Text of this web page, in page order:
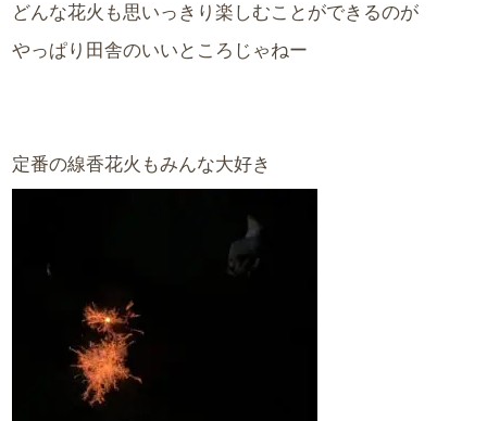
どんな花火も思いっきり楽しむことができるのが
やっぱり田舎のいいところじゃねー
定番の線香花火もみんな大好き